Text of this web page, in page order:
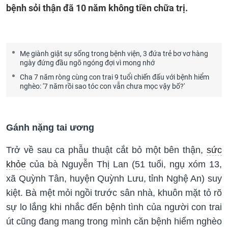
bệnh sỏi thận đã 10 năm không tiền chữa trị.
Mẹ giành giật sự sống trong bệnh viện, 3 đứa trẻ bơ vơ hàng
ngày đứng đầu ngõ ngóng đợi vì mong nhớ
Cha 7 năm ròng cùng con trai 9 tuổi chiến đấu với bệnh hiểm
nghèo: '7 năm rồi sao tóc con vẫn chưa mọc vậy bố?'
Gánh nặng tai ương
Trở về sau ca phẫu thuật cắt bỏ một bên thận, sức
khỏe của bà Nguyễn Thị Lan (51 tuổi, ngụ xóm 13,
xã Quỳnh Tân, huyện Quỳnh Lưu, tỉnh Nghệ An) suy
kiệt. Bà mệt mỏi ngồi trước sân nhà, khuôn mặt tỏ rõ
sự lo lắng khi nhắc đến bệnh tình của người con trai
út cũng đang mang trong mình căn bệnh hiểm nghèo